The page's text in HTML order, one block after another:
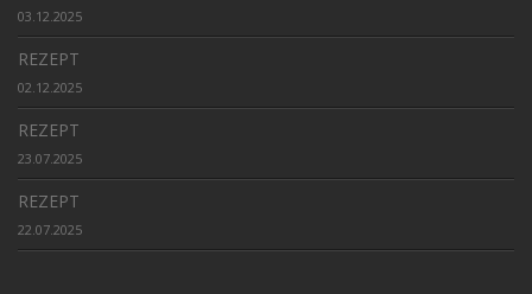
03.12.2025
REZEPT
02.12.2025
REZEPT
23.07.2025
REZEPT
22.07.2025